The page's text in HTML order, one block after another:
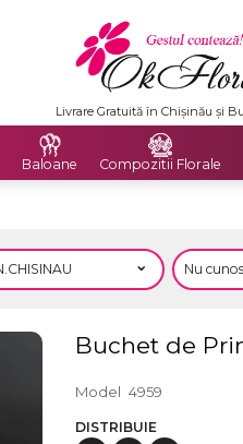
Livrare Gratuită în Chișinău și
Baloane Compozitii Florale
Buchet de
Model 4959
DISTRIBUIE